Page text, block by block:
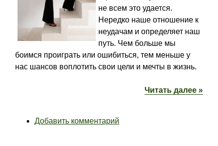
не всем это удается.
Нередко наше отношение к
неудачам и определяет наш
путь. Чем больше мы
боимся проиграть или ошибиться, тем меньше у
нас шансов воплотить свои цели и мечты в жизнь.
Читать далее »
Добавить комментарий